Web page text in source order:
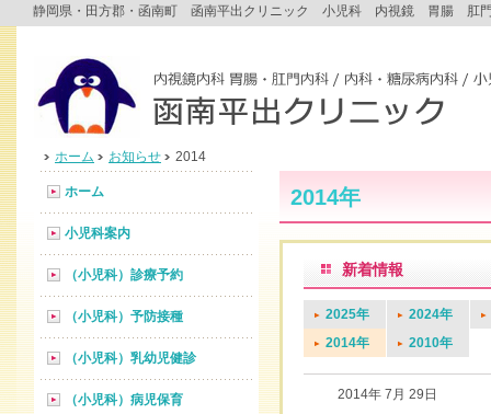
静岡県・田方郡・函南町 函南平出クリニック 小児科 内視鏡 胃腸
ホーム お知らせ 2014
2014年
新着情報
2025年
2024年
2014年
2010年
2014年 7月 29日
ホーム
小児科案内
（小児科）診療予約
（小児科）予防接種
（小児科）乳幼児健診
（小児科）病児保育